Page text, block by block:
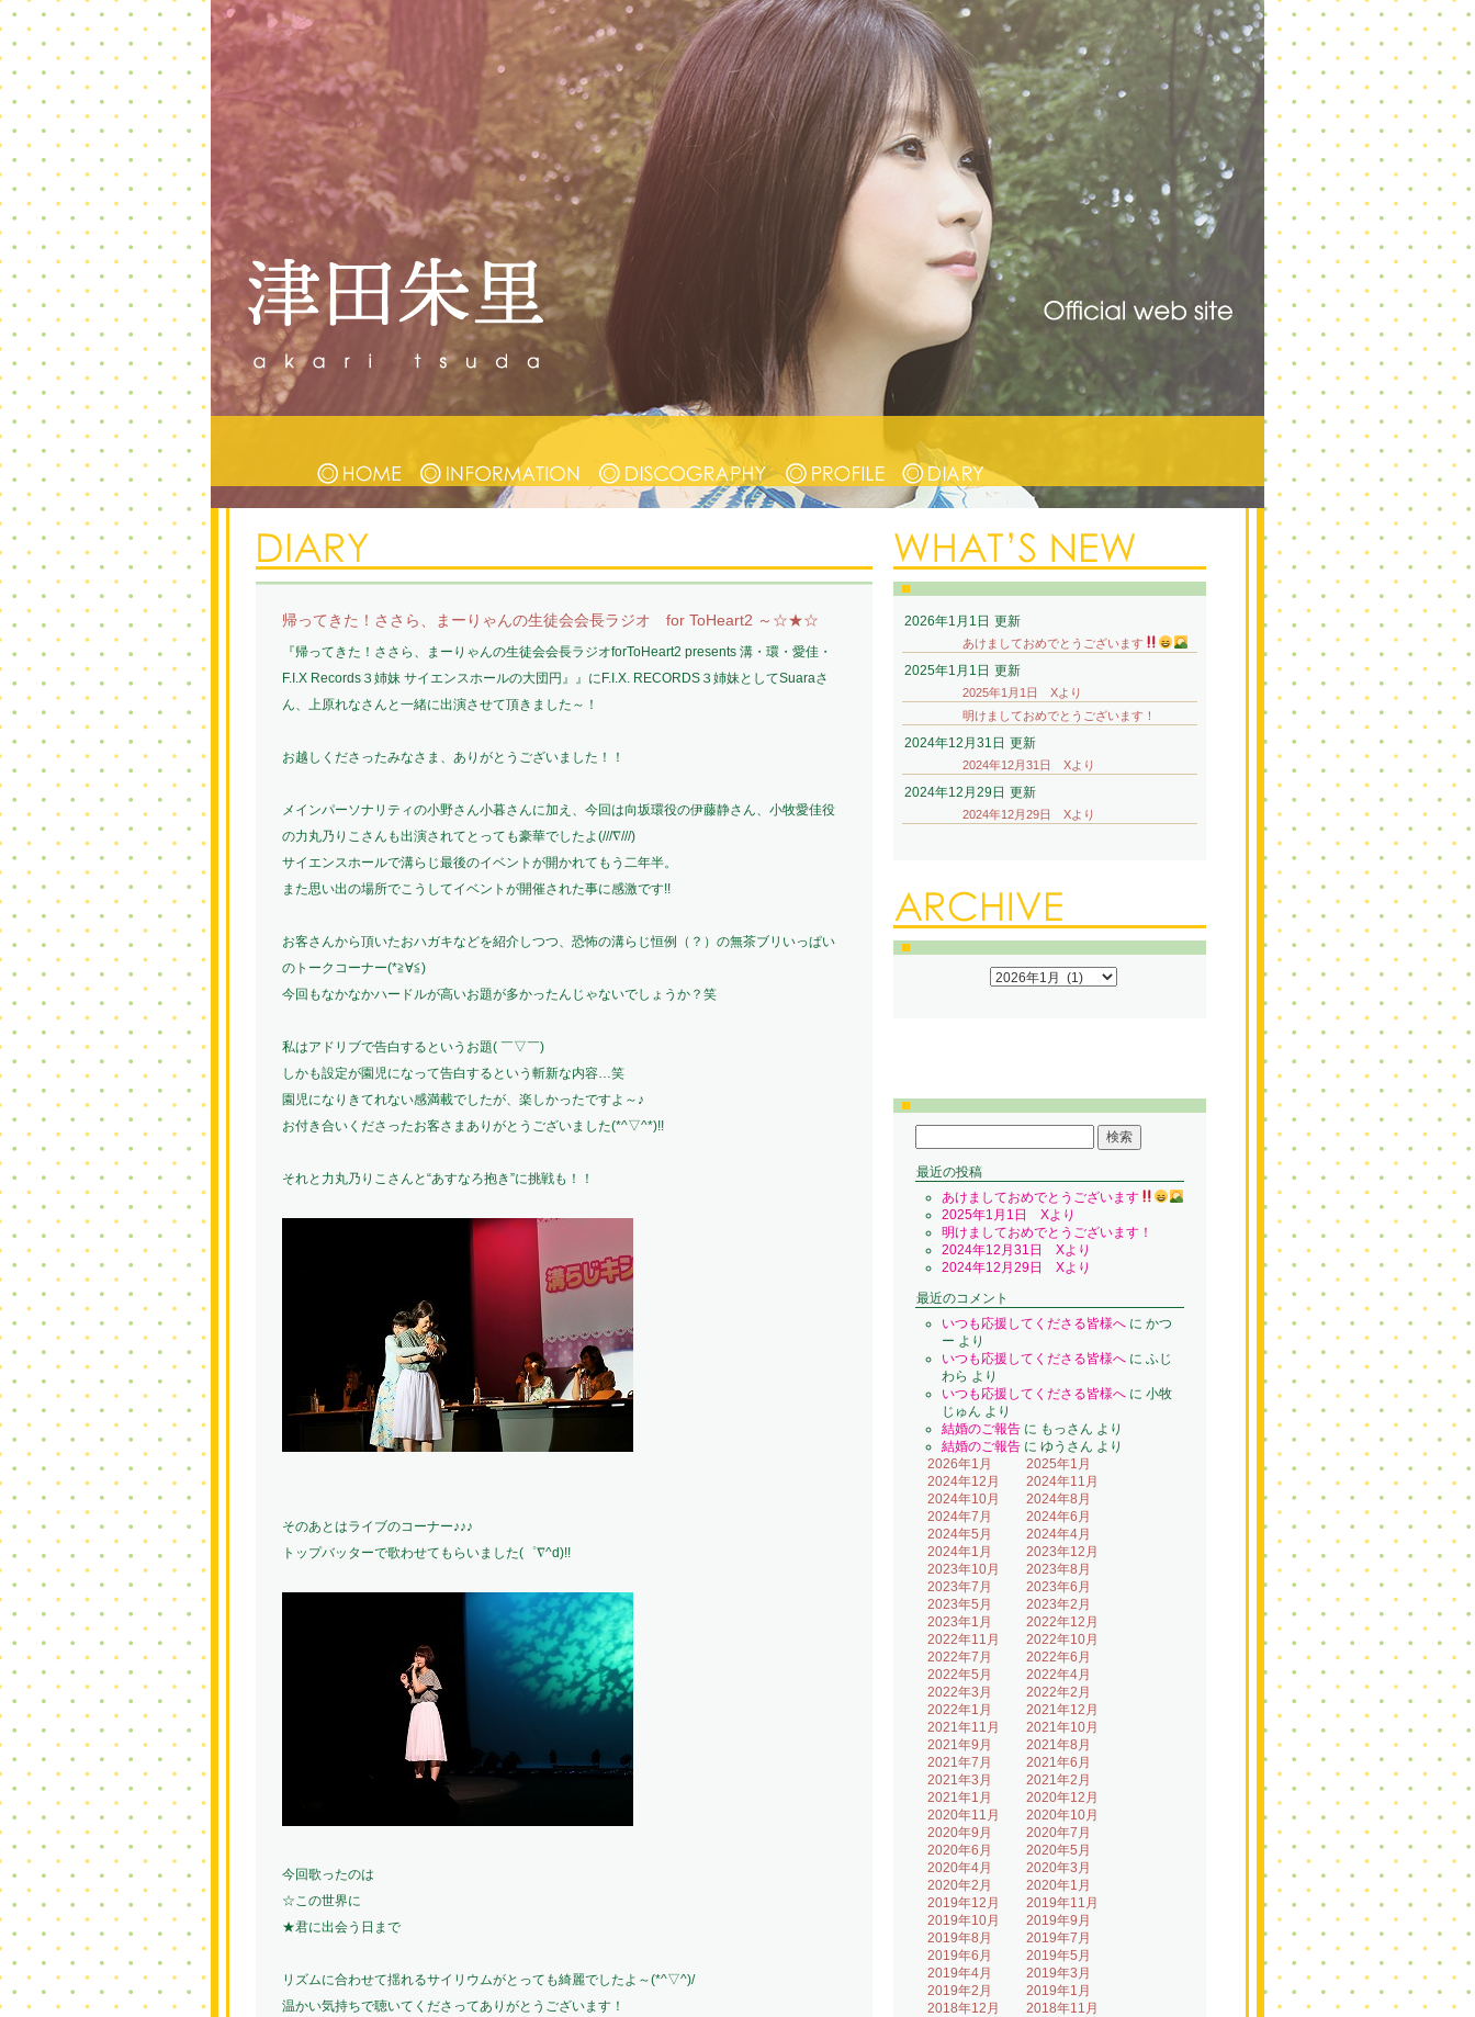
帰ってきた！ささら、まーりゃんの生徒会会長ラジオ for ToHeart2 ～☆★☆
『帰ってきた！ささら、まーりゃんの生徒会会長ラジオforToHeart2 presents 溝・環・愛佳・
F.I.X Records３姉妹 サイエンスホールの大団円』』にF.I.X. RECORDS３姉妹としてSuaraさ
ん、上原れなさんと一緒に出演させて頂きました～！
お越しくださったみなさま、ありがとうございました！！
メインパーソナリティの小野さん小暮さんに加え、今回は向坂環役の伊藤静さん、小牧愛佳役
の力丸乃りこさんも出演されてとっても豪華でしたよ(///∇///)
サイエンスホールで溝らじ最後のイベントが開かれてもう二年半。
また思い出の場所でこうしてイベントが開催された事に感激です!!
お客さんから頂いたおハガキなどを紹介しつつ、恐怖の溝らじ恒例（？）の無茶ブリいっぱい
のトークコーナー(*≧∀≦)
今回もなかなかハードルが高いお題が多かったんじゃないでしょうか？笑
私はアドリブで告白するというお題( ￣▽￣)
しかも設定が園児になって告白するという斬新な内容…笑
園児になりきてれない感満載でしたが、楽しかったですよ～♪
お付き合いくださったお客さまありがとうございました(*^▽^*)!!
それと力丸乃りこさんと“あすなろ抱き”に挑戦も！！
そのあとはライブのコーナー♪♪♪
トップバッターで歌わせてもらいました(゜∇^d)!!
今回歌ったのは
☆この世界に
★君に出会う日まで
リズムに合わせて揺れるサイリウムがとっても綺麗でしたよ～(*^▽^)/
温かい気持ちで聴いてくださってありがとうございます！
2026年1月1日 更新
あけましておめでとうございます
2025年1月1日 更新
2025年1月1日 Xより
明けましておめでとうございます！
2024年12月31日 更新
2024年12月31日 Xより
2024年12月29日 更新
2024年12月29日 Xより
索:
最近の投稿
あけましておめでとうございます
2025年1月1日 Xより
明けましておめでとうございます！
2024年12月31日 Xより
2024年12月29日 Xより
最近のコメント
いつも応援してくださる皆様へ に かつ
ー より
いつも応援してくださる皆様へ に ふじ
わら より
いつも応援してくださる皆様へ に 小牧
じゅん より
結婚のご報告 に もっさん より
結婚のご報告 に ゆうさん より
2026年1月
2025年1月
2024年12月
2024年11月
2024年10月
2024年8月
2024年7月
2024年6月
2024年5月
2024年4月
2024年1月
2023年12月
2023年10月
2023年8月
2023年7月
2023年6月
2023年5月
2023年2月
2023年1月
2022年12月
2022年11月
2022年10月
2022年7月
2022年6月
2022年5月
2022年4月
2022年3月
2022年2月
2022年1月
2021年12月
2021年11月
2021年10月
2021年9月
2021年8月
2021年7月
2021年6月
2021年3月
2021年2月
2021年1月
2020年12月
2020年11月
2020年10月
2020年9月
2020年7月
2020年6月
2020年5月
2020年4月
2020年3月
2020年2月
2020年1月
2019年12月
2019年11月
2019年10月
2019年9月
2019年8月
2019年7月
2019年6月
2019年5月
2019年4月
2019年3月
2019年2月
2019年1月
2018年12月
2018年11月